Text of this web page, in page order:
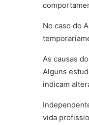
No caso do
As causas
Alguns
indicam
vida